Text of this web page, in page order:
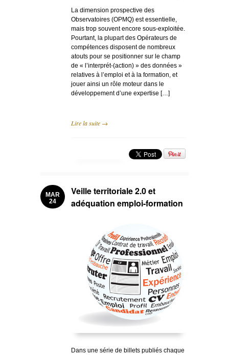
La dimension prospective des
Observatoires (OPMQ) est essentielle,
mais trop souvent encore sous-exploitée.
Pourtant, la plupart des Opérateurs de
compétences disposent de nombreux
atouts pour se positionner sur le champ
de « l’interprét-(action) » des données »
relatives à l’emploi et à la formation, et
jouer ainsi un rôle moteur dans le
développement d’une expertise […]
Lire la suite →
MAR
24
Veille territoriale 2.0 et
adéquation emploi-formation
Dans une série de billets publiés chaque